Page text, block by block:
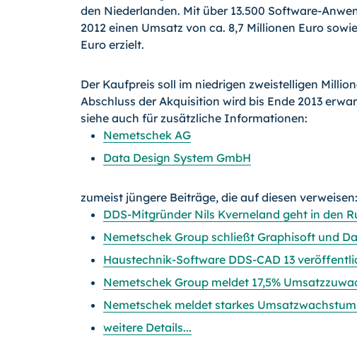
den Niederlanden. Mit über 13.500 Software-
2012 einen Umsatz von ca. 8,7 Millionen Euro
Euro erzielt.
Der Kaufpreis soll im niedrigen zweistelligen
Abschluss der Akquisition wird bis Ende 2013
siehe auch für zusätzliche Informationen:
Nemetschek AG
Data Design System GmbH
zumeist jüngere Beiträge, die auf diesen verweisen:
DDS-Mitgründer Nils Kverneland geht in den
Nemetschek Group schließt Graphisoft und
Haustechnik-Software DDS-CAD 13
Nemetschek Group meldet 17,5%
Nemetschek meldet starkes
weitere Details...